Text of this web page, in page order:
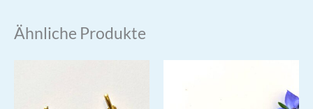
Ähnliche Produkte